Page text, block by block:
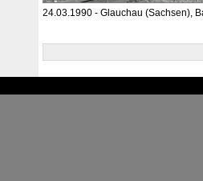
24.03.1990 - Glauchau (Sachsen),